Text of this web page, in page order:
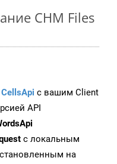
CHM Files
CellsApi с вашим Client
API
с локальным
на